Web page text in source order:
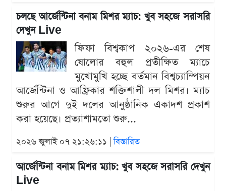
চলছে আর্জেন্টিনা বনাম মিশর ম্যাচ: খুব সহজে সরাসরি
দেখুন Live
ফিফা বিশ্বকাপ ২০২৬-এর শেষ
ষোলোর বহুল প্রতীক্ষিত ম্যাচে
মুখোমুখি হচ্ছে বর্তমান বিশ্বচ্যাম্পিয়ন
আর্জেন্টিনা ও আফ্রিকার শক্তিশালী দল মিশর। ম্যাচ
শুরুর আগে দুই দলের আনুষ্ঠানিক একাদশ প্রকাশ
করা হয়েছে। প্রত্যাশামতো শুরু...
২০২৬ জুলাই ০৭ ২১:২৬:১১ |বিস্তারিত
আর্জেন্টিনা বনাম মিশর ম্যাচ: খুব সহজে সরাসরি দেখুন
Live